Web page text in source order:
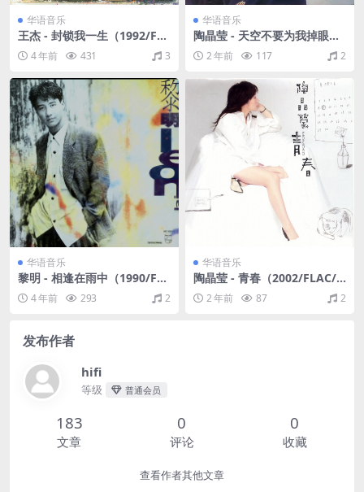
华语音乐
王杰 - 封锁我一生（1992/FL
AC/分轨/313M）
4 年前 431 3
华语音乐
陶晶莹 - 天空不要为我掉眼泪
（1990/FLAC/分轨/240M）
2 年前 117 2
华语音乐
黎明 - 相逢在雨中（1990/FL
AC/分轨/268M）
4 年前 293 2
华语音乐
陶晶莹 - 青春（2002/FLAC/
分轨/253M）
2 年前 87 2
发布作者
hifi
等级 普通会员
183
文章
0
评论
0
收藏
查看作者其他文章